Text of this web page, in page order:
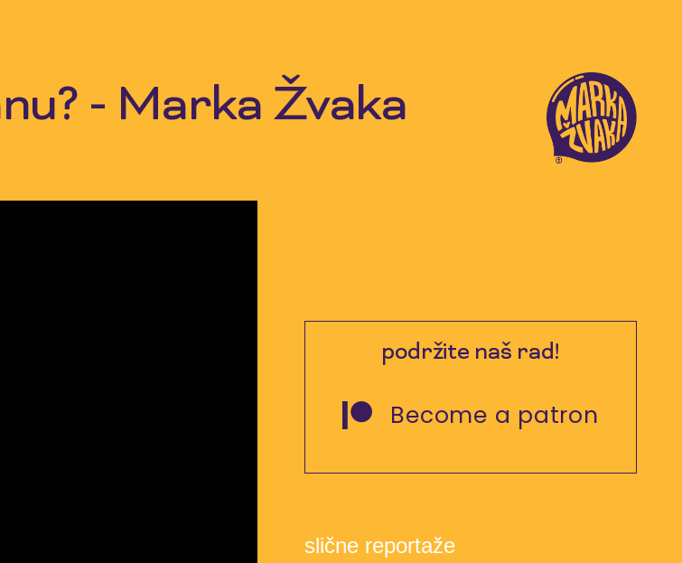
- Marka Žvaka
podržite naš rad!
Become a patron
slične reportaže